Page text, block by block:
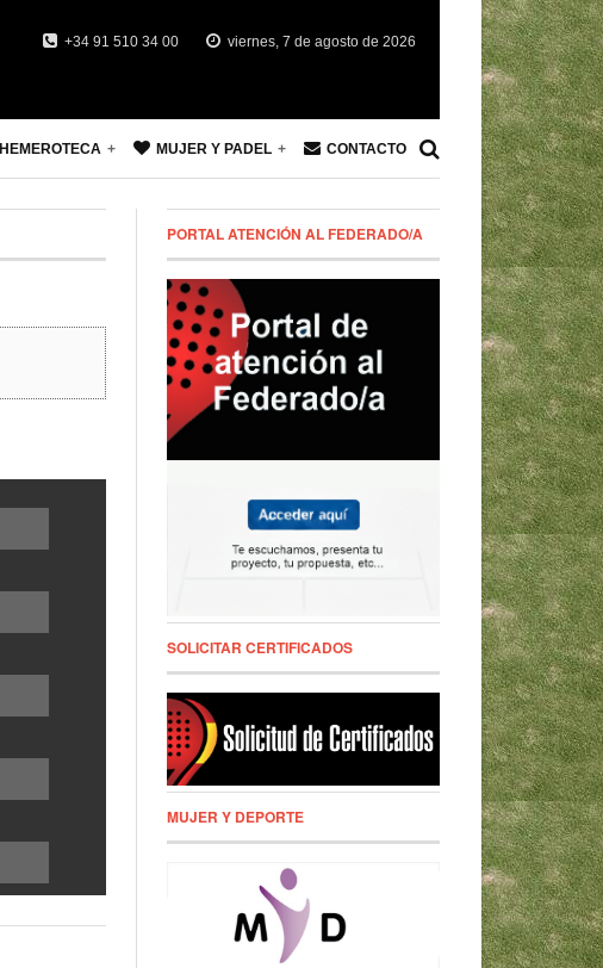
+34 91 510 34 00 viernes, 7 de agosto de 2026
HEMEROTECA MUJER Y PADEL CONTACTO
PORTAL ATENCIÓN AL FEDERADO/A
SOLICITAR CERTIFICADOS
MUJER Y DEPORTE